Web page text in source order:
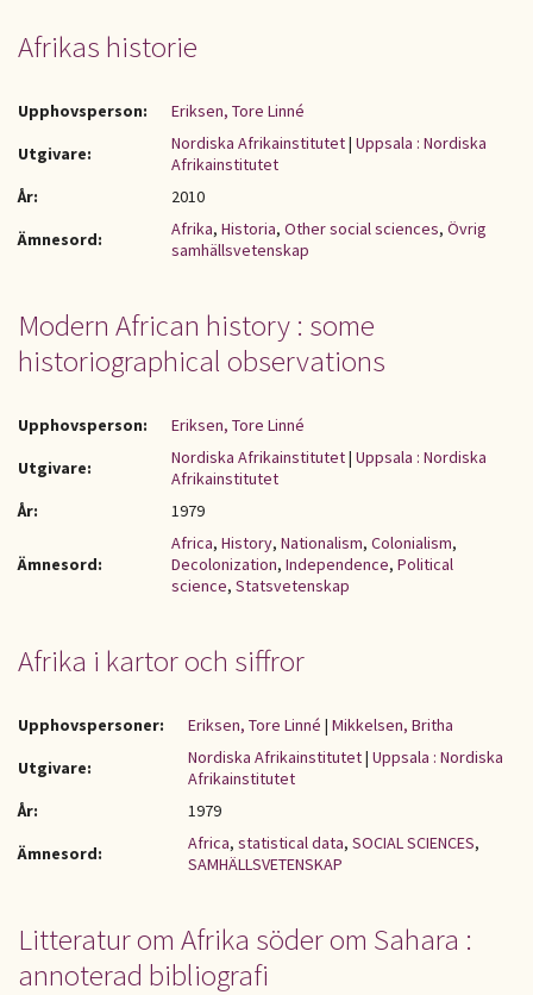
Afrikas historie
Upphovsperson:
Eriksen, Tore Linné
Utgivare:
Nordiska Afrikainstitutet| Uppsala : Nordiska
Afrikainstitutet
År:
2010
Ämnesord:
Afrika, Historia, Other social sciences, Övrig
samhällsvetenskap
Modern African history : some
historiographical observations
Upphovsperson:
Eriksen, Tore Linné
Utgivare:
Nordiska Afrikainstitutet| Uppsala : Nordiska
Afrikainstitutet
År:
1979
Ämnesord:
Africa, History, Nationalism, Colonialism,
Decolonization, Independence, Political
science, Statsvetenskap
Afrika i kartor och siffror
Upphovspersoner: Eriksen, Tore Linné | Mikkelsen, Britha
Utgivare:
Nordiska Afrikainstitutet| Uppsala : Nordiska
Afrikainstitutet
År:
1979
Ämnesord:
Africa, statistical data, SOCIAL SCIENCES,
SAMHÄLLSVETENSKAP
Litteratur om Afrika söder om Sahara :
annoterad bibliografi